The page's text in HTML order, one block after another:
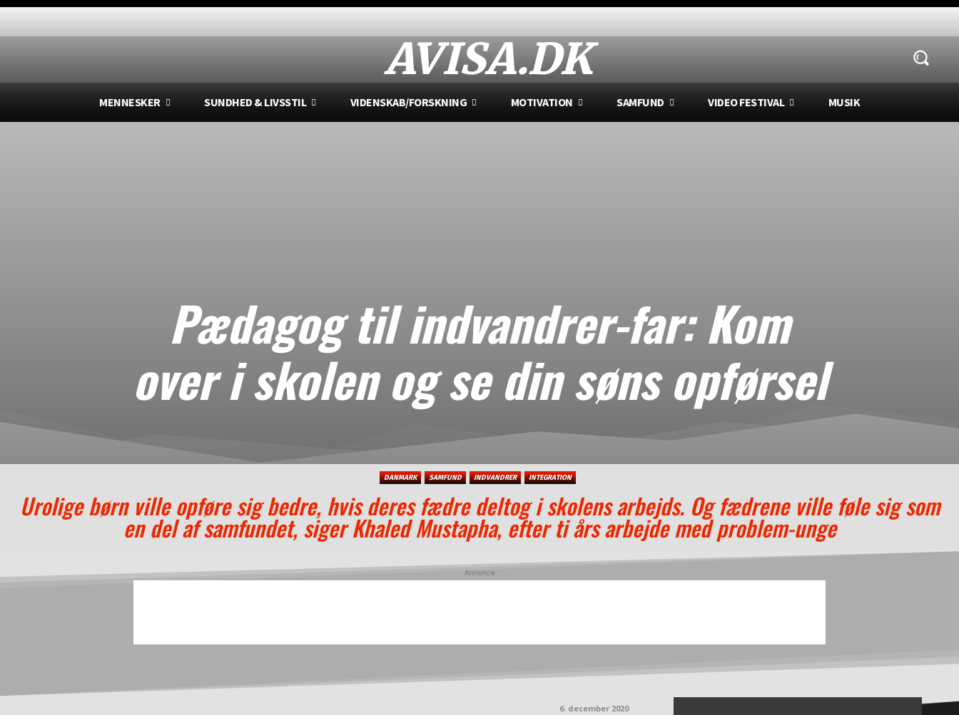
AVISA.DK
MENNESKER SUNDHED & LIVSSTIL VIDENSKAB/FORSKNING MOTIVATION SAMFUND VIDEO FESTIVAL MUSIK
Pædagog til indvandrer-far: Kom
over i skolen og se din søns opførsel
DANMARK SAMFUND INDVANDRER INTEGRATION
Urolige børn ville opføre sig bedre, hvis deres fædre deltog i skolens arbejds. Og fædrene ville føle sig som
en del af samfundet, siger Khaled Mustapha, efter ti års arbejde med problem-unge
Annonce
6. december 2020